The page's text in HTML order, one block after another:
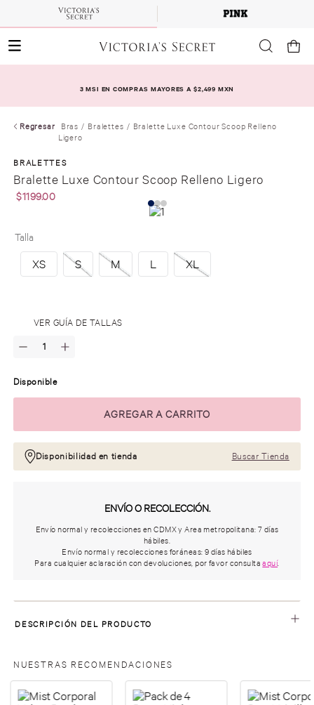
3 MSI EN COMPRAS MAYORES A $2,499 MXN
Regresar Bras Bralettes
Bralette Luxe Contour Scoop Relleno
Ligero
BRALETTES
Bralette Luxe Contour Scoop Relleno Ligero
$1199.00
Talla
XS S M L XL
VER GUÍA DE TALLAS
Disponible
Disponibilidad en tienda Buscar Tienda
ENVÍO O RECOLECCIÓN.
Envío normal y recolecciones en CDMX y Area metropolitana: 7 días
hábiles.
Envío normal y recolecciones foráneas: 9 días hábiles
Para cualquier aclaración con devoluciones, por favor consultaaquí.
DESCRIPCIÓN DEL PRODUCTO
NUESTRAS RECOMENDACIONES